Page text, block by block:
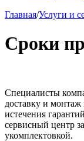
Главная/Услуги и
Сроки
Специалисты
доставку и монтаж
истечения
сервисный центр
укомплектовкой.